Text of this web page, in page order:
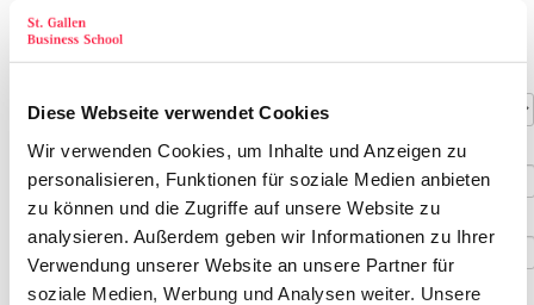
Diese Webseite verwendet Cookies
Wir verwenden Cookies, um Inhalte und Anzeigen zu
personalisieren, Funktionen für soziale Medien anbieten
zu können und die Zugriffe auf unsere Website zu
analysieren. Außerdem geben wir Informationen zu Ihrer
Verwendung unserer Website an unsere Partner für
soziale Medien, Werbung und Analysen weiter. Unsere
Art der Adresse
Kontaktdaten
Titel
Vorname*
Nachname*